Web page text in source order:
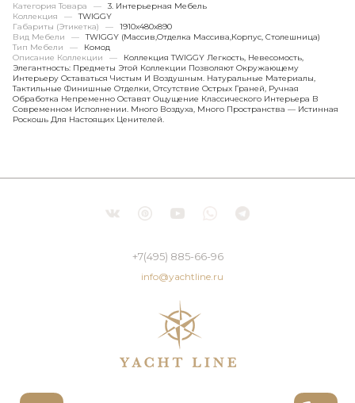
Категория Товара —
3. Интерьерная Мебель
Коллекция
—
TWIGGY
Габариты (этикетка)
—
1910х480x890
Вид Мебели
—
TWIGGY (массив,отделка Массива,корпус, Столешница)
Тип Мебели
—
Комод
Описание Коллекции
—
Коллекция TWIGGY Легкость, Невесомость,
Элегантность: Предметы Этой Коллекции Позволяют Окружающему
Интерьеру Оставаться Чистым И Воздушным. Натуральные Материалы,
Тактильные Финишные Отделки, Отсутствие Острых Граней, Ручная
Обработка Непременно Оставят Ощущение Классического Интерьера В
Современном Исполнении. Много Воздуха, Много Пространства — Истинная
Роскошь Для Настоящих Ценителей.
+7(495) 885-66-96
info@yachtline.ru